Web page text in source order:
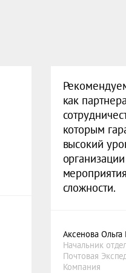
как
которым
высокий
организации
сложности.
Аксенова Ольга
Начальник
Почтовая
Компания